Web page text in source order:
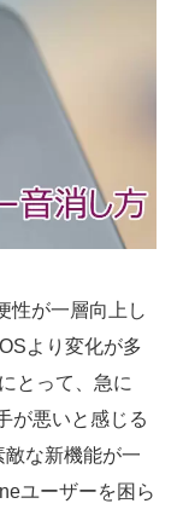
性が一層向上し
より変化が多
とって、急に
が悪いと感じる
な新機能が一
ユーザーを困ら